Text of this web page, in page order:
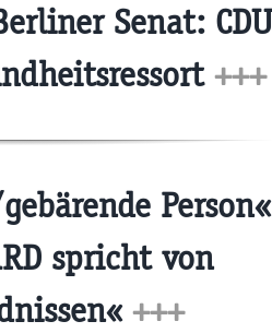
Senat: CDU
+++
Person«
spricht von
+++